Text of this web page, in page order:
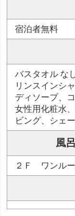
宿泊者無料
バスタオル な
リンスインシ
ディソープ、
女性用化粧水
ビング、シェ
風
２Ｆ ワンルー